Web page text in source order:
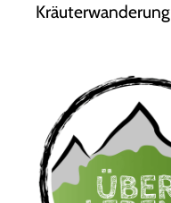
Kräuterwanderung